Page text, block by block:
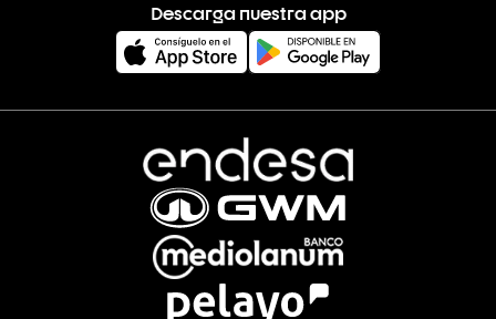
Descarga nuestra app